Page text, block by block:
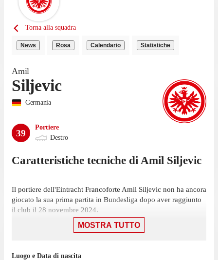
Torna alla squadra
News Rosa Calendario Statistiche
Amil
Siljevic
Germania
39
Portiere
Destro
Caratteristiche tecniche di Amil Siljevic
Il portiere dell'Eintracht Francoforte Amil Siljevic non ha ancora
giocato la sua prima partita in Bundesliga dopo aver raggiunto
il club il 28 novembre 2024.
Siljevic non ha giocato nemmeno una partita di Bundesliga
MOSTRA TUTTO
Luogo e Data di nascita